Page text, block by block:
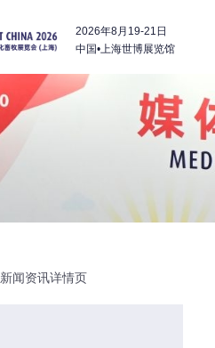
2026年8月19-21日
中国•上海世博展览馆
新闻资讯详情页